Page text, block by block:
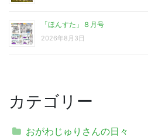
「ほんすた」８月号
2026年8月3日
カテゴリー
おがわじゅりさんの日々